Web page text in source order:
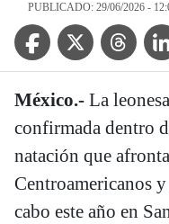
PUBLICADO: 29/06/2026 -
Facebook IconTwitter Icon
Threads
México.- La
confirmada dentro
natación que
Centroamericanos
cabo este año en